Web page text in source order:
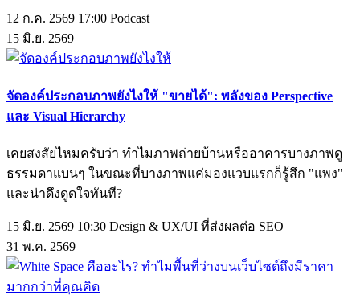
12 ก.ค. 2569 17:00 Podcast
15 มิ.ย. 2569
จัดองค์ประกอบภาพยังไงให้ "ขายได้": พลังของ Perspective
และ Visual Hierarchy
เคยสงสัยไหมครับว่า ทำไมภาพถ่ายบ้านหรืออาคารบางภาพดู
ธรรมดาแบนๆ ในขณะที่บางภาพแค่มองแวบแรกก็รู้สึก "แพง"
และน่าดึงดูดใจทันที?
15 มิ.ย. 2569 10:30 Design & UX/UI ที่ส่งผลต่อ SEO
31 พ.ค. 2569